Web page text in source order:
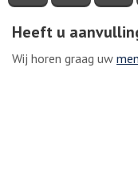
Heeft u
Wij horen graag uw